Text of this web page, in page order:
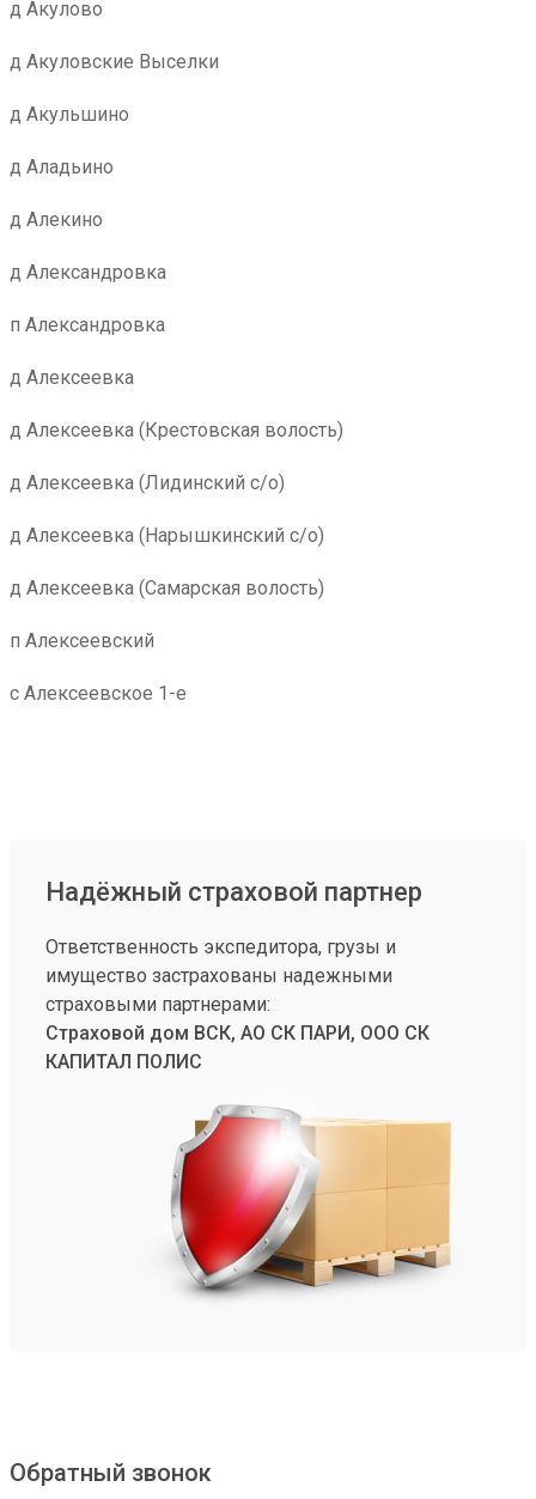
д Акулово
д Акуловские Выселки
д Акульшино
д Аладьино
д Алекино
д Александровка
п Александровка
д Алексеевка
д Алексеевка (Крестовская волость)
д Алексеевка (Лидинский с/о)
д Алексеевка (Нарышкинский с/о)
д Алексеевка (Самарская волость)
п Алексеевский
с Алексеевское 1-е
Надёжный страховой партнер
Ответственность экспедитора, грузы и
имущество застрахованы надежными
страховыми партнерами:
Страховой дом ВСК, АО СК ПАРИ, ООО СК
КАПИТАЛ ПОЛИС
Обратный звонок